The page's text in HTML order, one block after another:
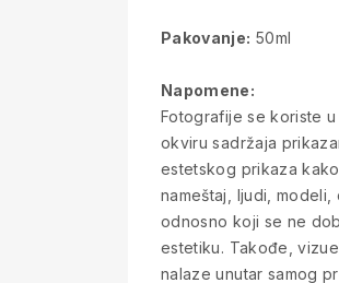
Pakovanje: 50ml
Napomene:
Fotografije se koriste
okviru sadržaja
estetskog prikaza
nameštaj, ljudi,
odnosno koji se ne
estetiku. Takođe,
nalaze unutar samog